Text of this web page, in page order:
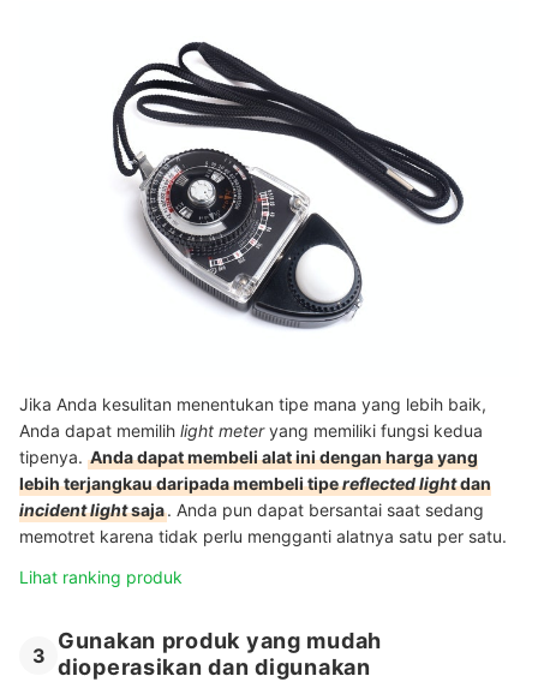
Jika Anda kesulitan menentukan tipe mana yang lebih baik,
Anda dapat memilih light meteryang memiliki fungsi kedua
tipenya. Anda dapat membeli alat ini dengan harga yang
lebih terjangkau daripada membeli tipereflected lightdan
incident lightsaja. Anda pun dapat bersantai saat sedang
memotret karena tidak perlu mengganti alatnya satu per satu.
Lihat ranking produk
3
Gunakan produk yang mudah
dioperasikan dan digunakan